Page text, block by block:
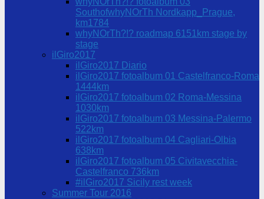
SouthofwhyNOrTh Nordkapp_Prague,
km1784
whyNOrTh?!? roadmap 6151km stage by
stage
ilGiro2017
ilGiro2017 Diario
ilGiro2017 fotoalbum 01 Castelfranco-Roma
1444km
ilGiro2017 fotoalbum 02 Roma-Messina
1030km
ilGiro2017 fotoalbum 03 Messina-Palermo
522km
ilGiro2017 fotoalbum 04 Cagliari-Olbia
638km
ilGiro2017 fotoalbum 05 Civitavecchia-
Castelfranco 736km
#ilGiro2017 Sicily rest week
Summer Tour 2016